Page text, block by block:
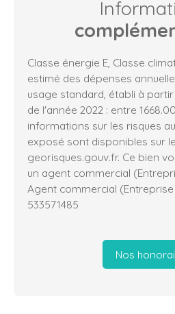
Classe énergie E, Classe
estimé des dépenses
usage standard, établi à
de l'année 2022 : entre
informations sur les risques
exposé sont disponibles sur
georisques.gouv.fr. Ce bien
un agent commercial
Agent commercial (Entreprise
533571485
Nos